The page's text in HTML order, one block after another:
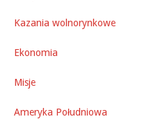
Kazania wolnorynkowe
Ekonomia
Misje
Ameryka Południowa